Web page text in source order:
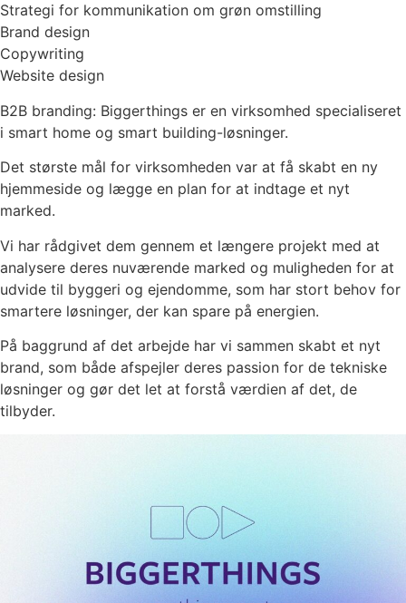
Strategi for kommunikation om grøn omstilling
Brand design
Copywriting
Website design
B2B branding: Biggerthings er en virksomhed specialiseret
i smart home og smart building-løsninger.
Det største mål for virksomheden var at få skabt en ny
hjemmeside og lægge en plan for at indtage et nyt
marked.
Vi har rådgivet dem gennem et længere projekt med at
analysere deres nuværende marked og muligheden for at
udvide til byggeri og ejendomme, som har stort behov for
smartere løsninger, der kan spare på energien.
På baggrund af det arbejde har vi sammen skabt et nyt
brand, som både afspejler deres passion for de tekniske
løsninger og gør det let at forstå værdien af det, de
tilbyder.